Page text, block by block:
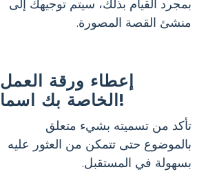
بمجرد القيام بذلك، سيتم توجيهك إلى
منشئ القصة المصورة.
إعطاء ورقة العمل
الخاصة بك اسما!
تأكد من تسميته بشيء متعلق
بالموضوع حتى تتمكن من العثور عليه
بسهولة في المستقبل.